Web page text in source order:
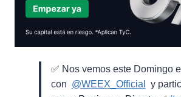
✅ Nos vemos este Domingo
con ⁨ @WEEX_Official
y